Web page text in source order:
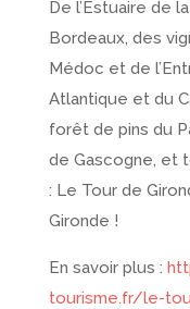
De l’Estuaire de
Bordeaux, des
Médoc et de
Atlantique et du
forêt de pins du
de Gascogne, et
: Le Tour de
Gironde !
En savoir plus :
tourisme.fr/le-